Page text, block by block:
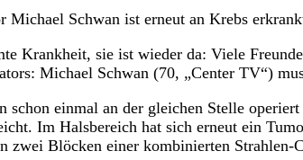
Michael Schwan ist erneut an Krebs
Krankheit, sie ist wieder da: Viele
Michael Schwan (70, „Center TV“)
schon einmal an der gleichen Stelle
Im Halsbereich hat sich erneut ein
zwei Blöcken einer kombinierten Strahlen-